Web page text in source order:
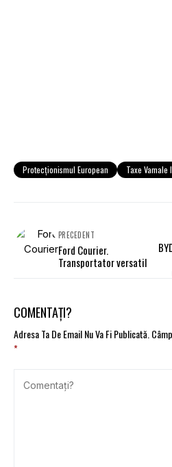
Protecționismul European Taxe Vamale
PRECEDENT
Ford Courier.
Transportator versatil
COMENTAȚI?
Adresa Ta De Email Nu Va Fi Publicată.
*